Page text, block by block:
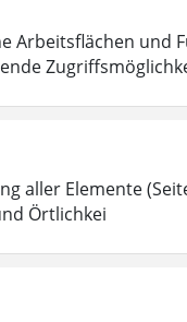
und
aller Elemente
Örtlichkei